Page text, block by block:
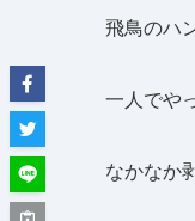
飛鳥のハ
一人でや
なかなか